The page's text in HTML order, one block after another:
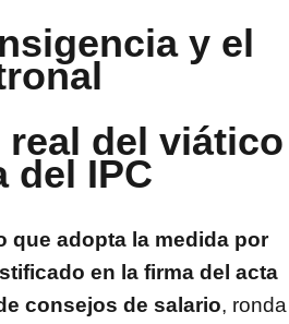
y el
del viático
del IPC
que adopta la medida por
en la firma del acta
consejos de salario, ronda